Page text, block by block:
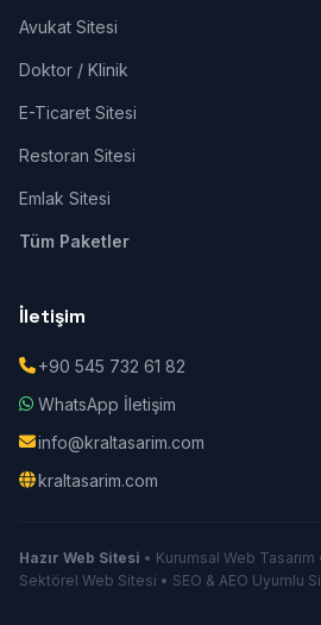
Avukat Sitesi
Doktor / Klinik
E-Ticaret Sitesi
Restoran Sitesi
Emlak Sitesi
Tüm Paketler
İletişim
+90 545 732 61 82
WhatsApp İletişim
info@kraltasarim.com
kraltasarim.com
Hazır Web Sitesi • Kurumsal Web Tasarım
Sektörel Web Sitesi • SEO & AEO Uyumlu